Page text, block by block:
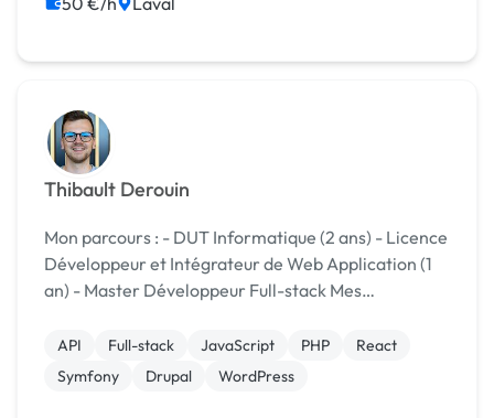
Thibault Derouin
Mon parcours : - DUT Informatique (2 ans) - Licence
Développeur et Intégrateur de Web Application (1
an) - Master Développeur Full-stack Mes
Native - CMS (Wordpress, Drupal) - Métho...
API Full-stack JavaScript PHP
React
Symfony
Drupal WordPress